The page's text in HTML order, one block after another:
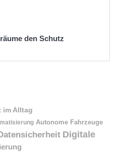
den Schutz
im Alltag
Autonome Fahrzeuge
Digitale